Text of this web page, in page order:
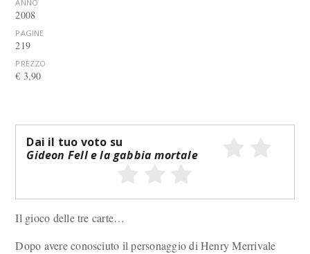
ANNO
2008
PAGINE
219
PREZZO
€ 3,90
Dai il tuo voto su
Gideon Fell e la gabbia mortale
Il gioco delle tre carte…
Dopo avere conosciuto il personaggio di Henry Merrivale